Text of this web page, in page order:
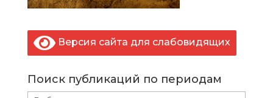
Версия сайта для слабовидящих
Поиск публикаций по периодам